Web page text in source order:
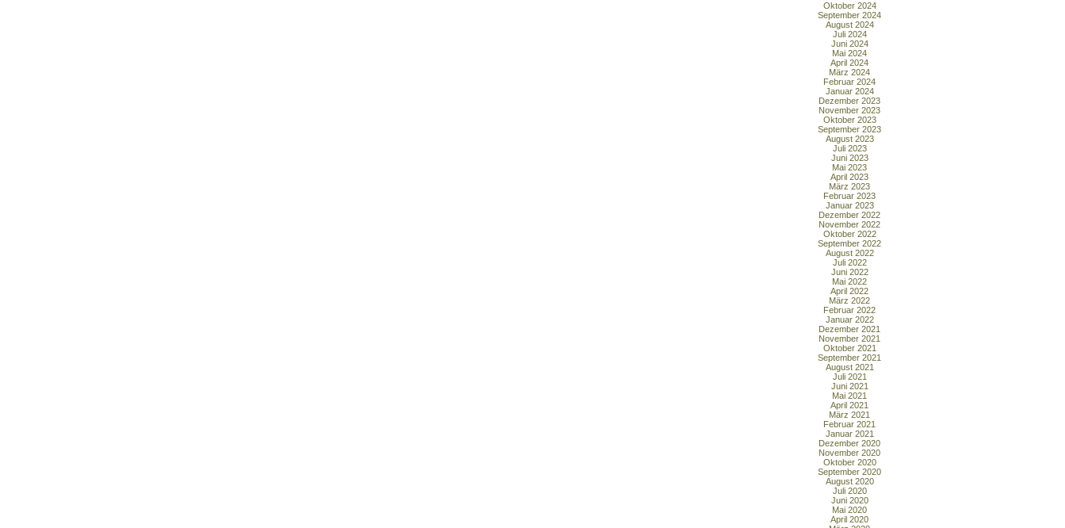
Oktober 2024
September 2024
August 2024
Juli 2024
Juni 2024
Mai 2024
April 2024
März 2024
Februar 2024
Januar 2024
Dezember 2023
November 2023
Oktober 2023
September 2023
August 2023
Juli 2023
Juni 2023
Mai 2023
April 2023
März 2023
Februar 2023
Januar 2023
Dezember 2022
November 2022
Oktober 2022
September 2022
August 2022
Juli 2022
Juni 2022
Mai 2022
April 2022
März 2022
Februar 2022
Januar 2022
Dezember 2021
November 2021
Oktober 2021
September 2021
August 2021
Juli 2021
Juni 2021
Mai 2021
April 2021
März 2021
Februar 2021
Januar 2021
Dezember 2020
November 2020
Oktober 2020
September 2020
August 2020
Juli 2020
Juni 2020
Mai 2020
April 2020